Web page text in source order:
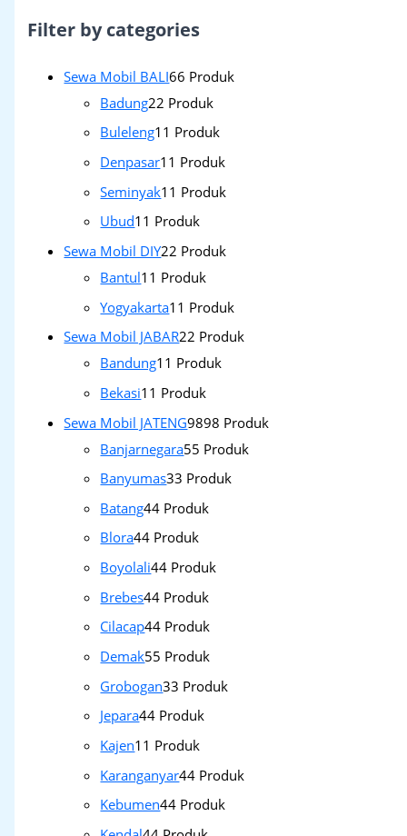
Filter by categories
Sewa Mobil BALI66 Produk
Badung22 Produk
Buleleng1 1 Produk
Denpasar1 1 Produk
Seminyak1 1 Produk
Ubud1 1 Produk
Sewa Mobil DIY22 Produk
Bantul1 1 Produk
Yogyakarta1 1 Produk
Sewa Mobil JABAR22 Produk
Bandung1 1 Produk
Bekasi1 1 Produk
Sewa Mobil JATENG9898 Produk
Banjarnegara55 Produk
Banyumas33 Produk
Batang44 Produk
Blora44 Produk
Boyolali44 Produk
Brebes44 Produk
Cilacap44 Produk
Demak55 Produk
Grobogan33 Produk
Jepara44 Produk
Kajen1 1 Produk
Karanganyar44 Produk
Kebumen44 Produk